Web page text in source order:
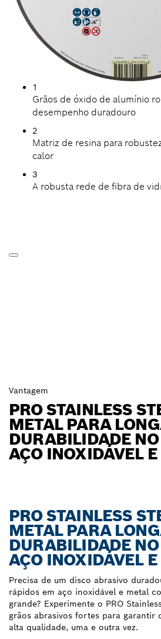
1
Grãos de óxido de alumínio
desempenho duradouro
2
Matriz de resina para
calor
3
A robusta rede de fibra de
Vantagem
PRO STAINLESS
METAL PARA
DURABILIDADE NO
AÇO INOXIDÁVEL
PRO STAINLESS
METAL PARA
DURABILIDADE NO
AÇO INOXIDÁVEL
Precisa de um disco abrasivo
rápidos em aço inoxidável e metal
grande? Experimente o PRO
grãos abrasivos fortes para garantir
alta qualidade, uma e outra vez.